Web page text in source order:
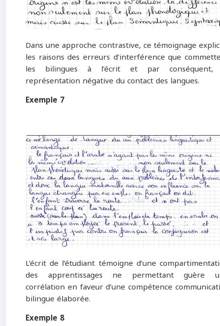
Dans une approche contrastive, ce témoignage
les raisons des erreurs d’interférence que
les bilingues à l’écrit et par
représentation négative du contact des langues.
Exemple 7
L’écrit de l’étudiant témoigne d’une
des apprentissages ne permettant guère
corrélation en faveur d’une compétence
bilingue élaborée.
Exemple 8